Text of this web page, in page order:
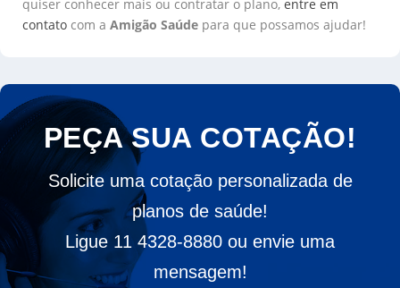
quiser conhecer mais ou contratar o plano, entre em
contato com a Amigão Saúde para que possamos ajudar!
PEÇA SUA COTAÇÃO!
Solicite uma cotação personalizada de
planos de saúde!
Ligue 11 4328-8880 ou envie uma
mensagem!